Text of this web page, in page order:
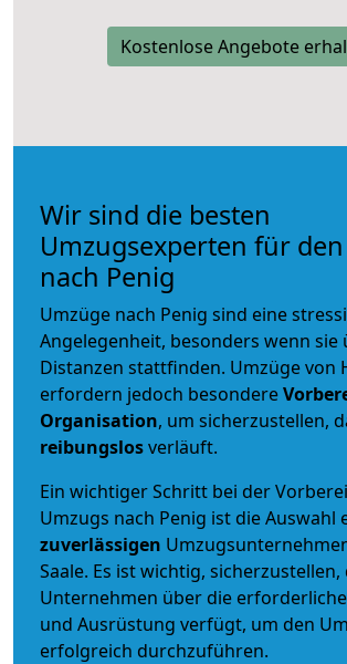
Kostenlose Angebote
Wir sind die besten
Umzugsexperten für
nach Penig
Umzüge nach Penig sind eine
Angelegenheit, besonders wenn sie
Distanzen stattfinden. Umzüge von
erfordern jedoch besondere
Organisation, um sicherzustellen,
reibungslosverläuft.
Ein wichtiger Schritt bei der
Umzugs nach Penig ist die Auswahl
zuverlässigen
Saale. Es ist wichtig, sicherzustellen,
Unternehmen über die
und Ausrüstung verfügt, um den
erfolgreich durchzuführen.